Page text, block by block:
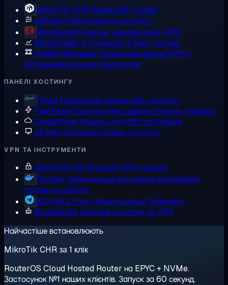
MikroTik CHR RouterOS у хмарі
aaPanelЛегка панель хостингу
WireGuard Сучасне, швидке ядро VPN
MetaTrader 4 Стандарт Forex-торгівлі
Hiddify Manager Панель керування VPN з
підтримкою кількох протоколів
ПАНЕЛІ ХОСТИНГУ
Plesk Повноцінна панель веб-хостингу
FastPanelБезкоштовна швидка панель сервера
CloudPanel Панель для PHP та Node.js
cPanelКласична панель хостингу
VPN ТА ІНСТРУМЕНТИ
OpenVPN AS Власний VPN-сервер
Docker Середовище виконання контейнерів,
готове до роботи
MTProto Proxy Проксі на базі Telegram
BlueStacks Android-додатки на VPS
Найчастіше встановлюють
MikroTik CHR за 1 клік
RouterOS Cloud Hosted Router на EPYC + NVMe.
Застосунок №1 наших клієнтів. Запуск за 60 секунд.